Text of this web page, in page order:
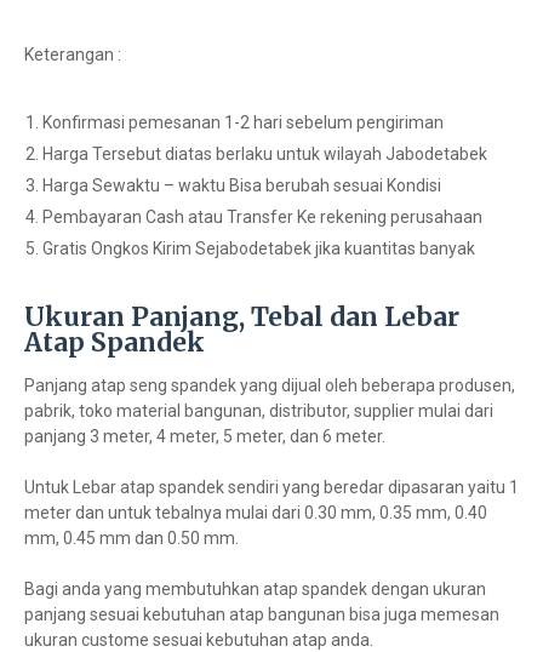
Keterangan :
Konfirmasi pemesanan 1-2 hari sebelum pengiriman
Harga Tersebut diatas berlaku untuk wilayah Jabodetabek
Harga Sewaktu – waktu Bisa berubah sesuai Kondisi
Pembayaran Cash atau Transfer Ke rekening perusahaan
Gratis Ongkos Kirim Sejabodetabek jika kuantitas banyak
Ukuran Panjang, Tebal dan Lebar
Atap Spandek
Panjang atap seng spandek yang dijual oleh beberapa produsen,
pabrik, toko material bangunan, distributor, supplier mulai dari
panjang 3 meter, 4 meter, 5 meter, dan 6 meter.
Untuk Lebar atap spandek sendiri yang beredar dipasaran yaitu 1
meter dan untuk tebalnya mulai dari 0.30 mm, 0.35 mm, 0.40
mm, 0.45 mm dan 0.50 mm.
Bagi anda yang membutuhkan atap spandek dengan ukuran
panjang sesuai kebutuhan atap bangunan bisa juga memesan
ukuran custome sesuai kebutuhan atap anda.